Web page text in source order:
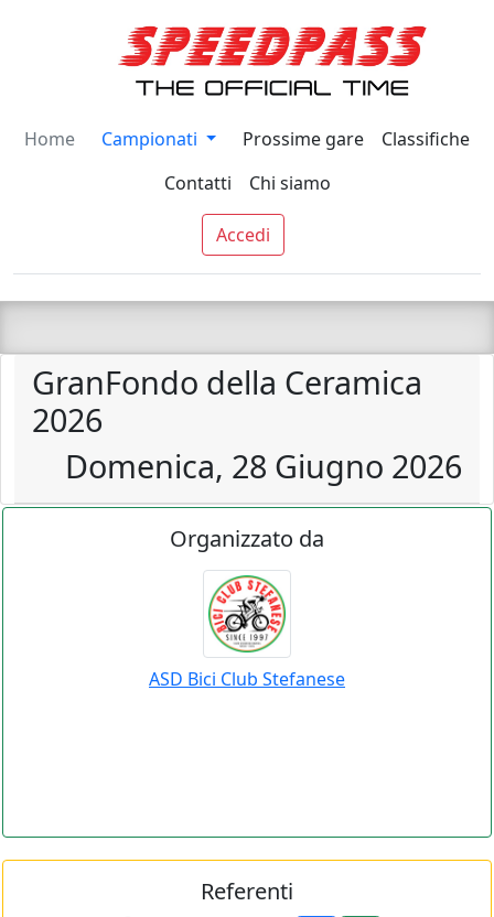
Home Campionati Prossime gare
Classifiche
Contatti
Chi siamo
Accedi
GranFondo della Ceramica
2026
Domenica, 28 Giugno 2026
Organizzato da
ASD Bici Club Stefanese
Referenti